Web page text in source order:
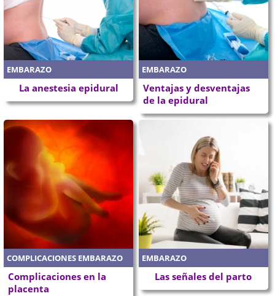
EMBARAZO
La anestesia epidural
EMBARAZO
Ventajas y desventajas
de la epidural
COMPLICACIONES EMBARAZO
Complicaciones en la
placenta
EMBARAZO
Las señales del parto